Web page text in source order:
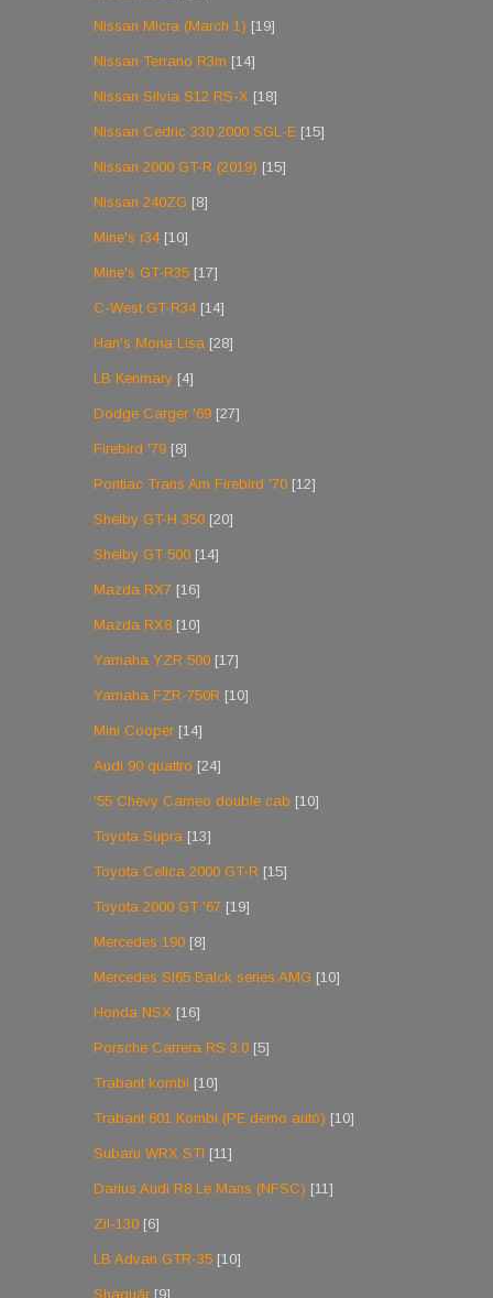
Nissan Micra (March 1) [19]
Nissan Terrano R3m [14]
Nissan Silvia S12 RS-X [18]
Nissan Cedric 330 2000 SGL-E [15]
Nissan 2000 GT-R (2019) [15]
Nissan 240ZG [8]
Mine's r34 [10]
Mine's GT-R35 [17]
C-West GT-R34 [14]
Han's Mona Lisa [28]
LB Kenmary [4]
Dodge Carger '69 [27]
Firebird '79 [8]
Pontiac Trans Am Firebird '70 [12]
Shelby GT-H 350 [20]
Shelby GT 500 [14]
Mazda RX7 [16]
Mazda RX8 [10]
Yamaha YZR 500 [17]
Yamaha FZR-750R [10]
Mini Cooper [14]
Audi 90 quattro [24]
'55 Chevy Cameo double cab [10]
Toyota Supra [13]
Toyota Celica 2000 GT-R [15]
Toyota 2000 GT '67 [19]
Mercedes 190 [8]
Mercedes Sl65 Balck series AMG [10]
Honda NSX [16]
Porsche Carrera RS 3.0 [5]
Trabant kombi [10]
Trabant 601 Kombi (PE demo autó) [10]
Subaru WRX STI [11]
Darius Audi R8 Le Mans (NFSC) [11]
Zil-130 [6]
LB Advan GTR-35 [10]
Shaguár [9]